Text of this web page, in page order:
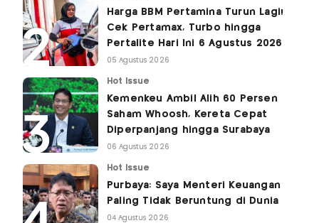
Harga BBM Pertamina Turun Lagi!
Cek Pertamax, Turbo hingga
Pertalite Hari Ini 6 Agustus 2026
05 Agustus 2026
Hot Issue
Kemenkeu Ambil Alih 60 Persen
Saham Whoosh, Kereta Cepat
Diperpanjang hingga Surabaya
06 Agustus 2026
Hot Issue
Purbaya: Saya Menteri Keuangan
Paling Tidak Beruntung di Dunia
04 Agustus 2026